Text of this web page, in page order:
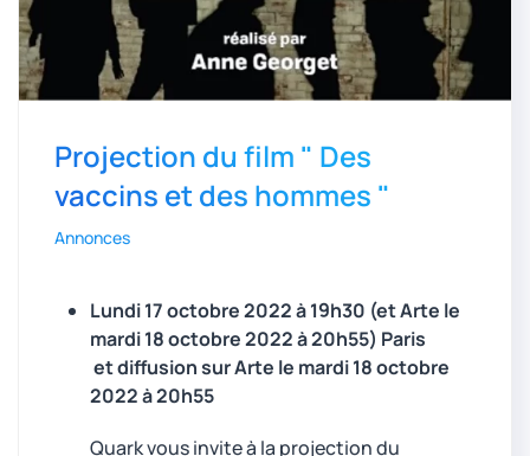
Projection du film " Des
vaccins et des hommes "
Annonces
Lundi 17 octobre 2022 à 19h30 (et Arte le
mardi 18 octobre 2022 à 20h55) Paris
et diffusion sur Arte le mardi 18 octobre
2022 à 20h55
Quark vous invite à la projection du